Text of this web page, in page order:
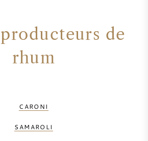
de
rhum
CARONI
SAMAROLI